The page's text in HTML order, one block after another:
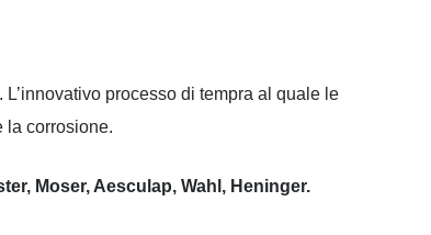
processo di tempra al quale le
la corrosione.
Moser, Aesculap, Wahl, Heninger.